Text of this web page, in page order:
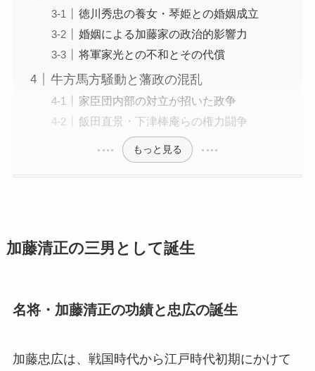
徳川秀忠の養女・琴姫との婚姻成立
婚姻による加藤家の政治的影響力
将軍家光との不和とその代償
牛方馬方騒動と藩政の混乱
家臣団内部の対立が招いた政争
飯田直景・下津棒庵らの権力闘争
もっと見る
加藤清正の三男として誕生
名将・加藤清正の功績と忠広の誕生
加藤忠広は、戦国時代から江戸時代初期にかけて